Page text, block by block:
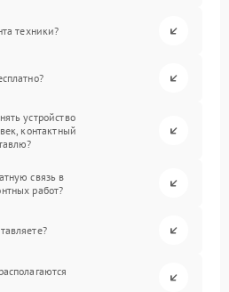
техники?
устройство
контактный
связь в
работ?